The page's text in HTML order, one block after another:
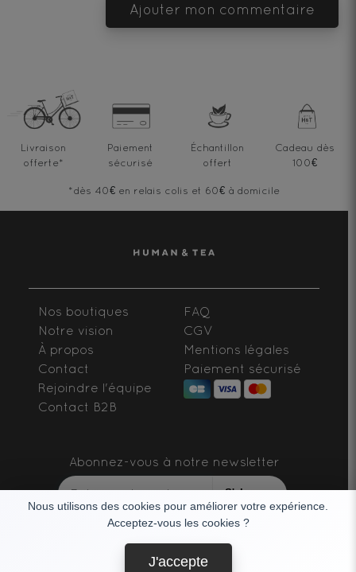
Ajouter mon commentaire
Nous utilisons des cookies pour améliorer votre expérience.
Acceptez-vous les cookies ?
J'accepte
Livraison
offerte*
Paiement
sécurisé
Échantillon
offert
Cadeau dès
100€
*dès 40€ en relais colis et 60€ à domicile
Nos boutiques
Notre vision
À propos
Contact
Rejoindre l'équipe
Contact B2B
FAQ
CGV
Mentions légales
Paiement sécurisé
Abonnez-vous à notre newsletter
S'abonner